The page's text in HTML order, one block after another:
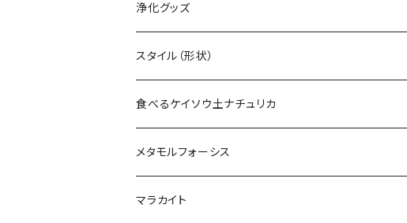
浄化グッズ
ホワイトセージ
パロサント
フランキンセンス
ミルラ
スタイル（形状）
原石
ぺブル
ラフカット
食べるケイソウ土ナチュリカ
ナチュリカグルデンフリークッキー
ナチュリカデンタルペースト
メタモルフォーシス
マラカイト